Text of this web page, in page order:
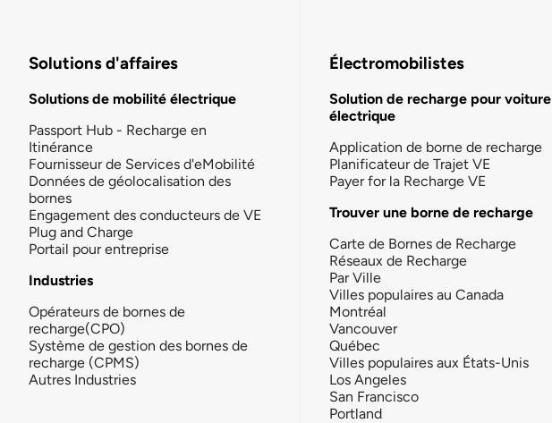
Solutions d'affaires
Solutions de mobilité électrique
Passport Hub - Recharge en
Itinérance
Fournisseur de Services d'eMobilité
Données de géolocalisation des
bornes
Engagement des conducteurs de VE
Plug and Charge
Portail pour entreprise
Industries
Opérateurs de bornes de
recharge(CPO)
Système de gestion des bornes de
recharge (CPMS)
Autres Industries
Électromobilistes
Solution de recharge pour voiture
électrique
Application de borne de recharge
Planificateur de Trajet VE
Payer for la Recharge VE
Trouver une borne de recharge
Carte de Bornes de Recharge
Réseaux de Recharge
Par Ville
Villes populaires au Canada
Montréal
Vancouver
Québec
Villes populaires aux États-Unis
Los Angeles
San Francisco
Portland